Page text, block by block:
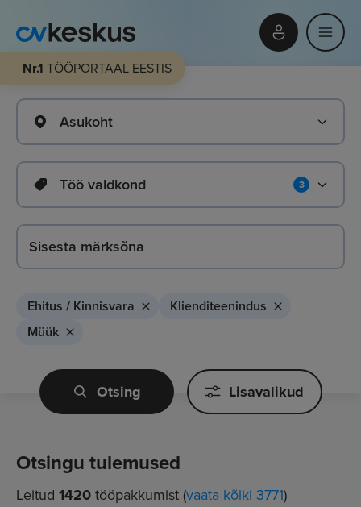
Nr.1 TÖÖPORTAAL EESTIS
Asukoht
Töö valdkond 3
Ehitus / Kinnisvara
Klienditeenindus
Müük
Otsing Lisavalikud
Otsingu tulemused
Leitud 1420 tööpakkumist (vaata kõiki 3771)